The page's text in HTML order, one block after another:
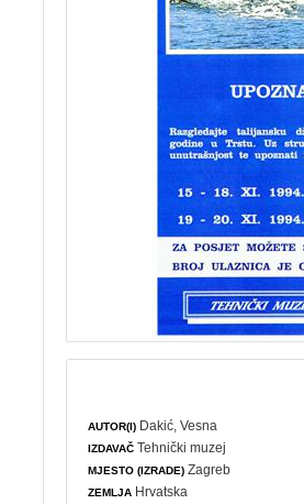
AUTOR(I) Dakić, Vesna
IZDAVAČ Tehnički muzej
MJESTO (IZRADE) Zagreb
ZEMLJA Hrvatska